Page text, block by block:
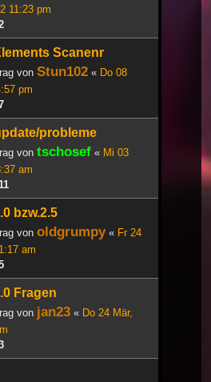
11:23 pm
Scanenr
von Stun102 « Do 08
pm
probleme
von tschosef « Mi 03
am
11
bzw.2.5
von oldgrumpy« Fr 24
am
Fragen
von jan23 « Do 24 Mär,